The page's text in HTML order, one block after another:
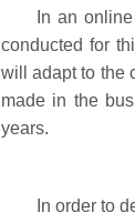
In an
conducted for
will adapt to the
made in the
years.
In order to